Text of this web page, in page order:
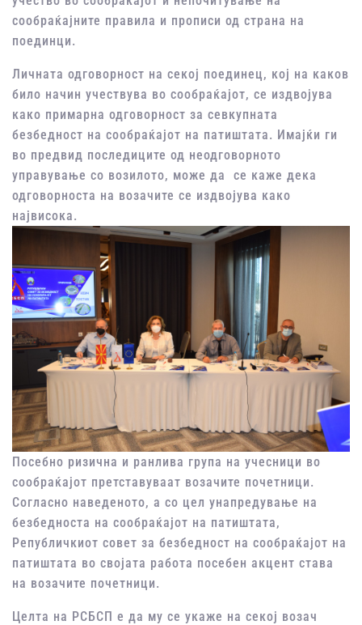
сообраќајните правила и прописи од страна на
поединци.
Личната одговорност на секој поединец, кој на каков
било начин учествува во сообраќајот, се издвојува
како примарна одговорност за севкупната
безбедност на сообраќајот на патиштата. Имајќи ги
во предвид последиците од неодговорното
управување со возилото, може да се каже дека
одговорноста на возачите се издвојува како
највисока.
Посебно ризична и ранлива група на учесници во
сообраќајот претставуваат возачите почетници.
Согласно наведеното, а со цел унапредување на
безбедноста на сообраќајот на патиштата,
Републичкиот совет за безбедност на сообраќајот на
патиштата во својата работа посебен акцент става
на возачите почетници.
Целта на РСБСП е да му се укаже на секој возач